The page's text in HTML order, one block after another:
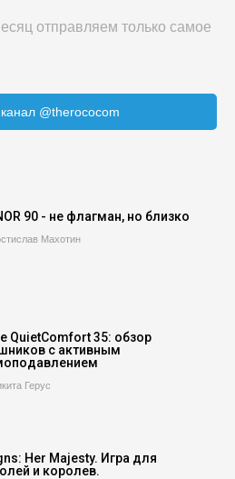
отправляем только самое
@therococom
90 - не флагман, но близко
Махотин
QuietComfort 35: обзор
с активным
Герус
Her Majesty. Игра для
и королев.